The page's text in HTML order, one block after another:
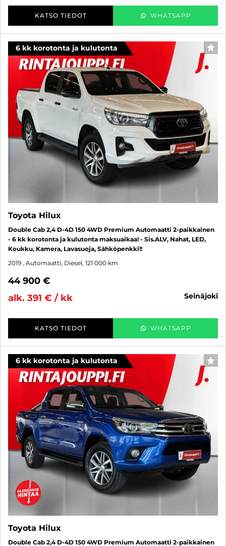
KATSO TIEDOT WHATSAPP
6 kk korotonta ja kulutonta
Toyota Hilux
Double Cab 2,4 D-4D 150 4WD Premium Automaatti 2-paikkainen
- 6 kk korotonta ja kulutonta maksuaikaa! - Sis.ALV, Nahat, LED,
Koukku, Kamera, Lavasuoja, Sähköpenkki!!
2019 , Automaatti, Diesel, 121 000 km
44 900 €
alk. 391 € / kk
seinäjoki
KATSO TIEDOT WHATSAPP
6 kk korotonta ja kulutonta
Toyota Hilux
Double Cab 2,4 D-4D 150 4WD Premium Automaatti 2-paikkainen